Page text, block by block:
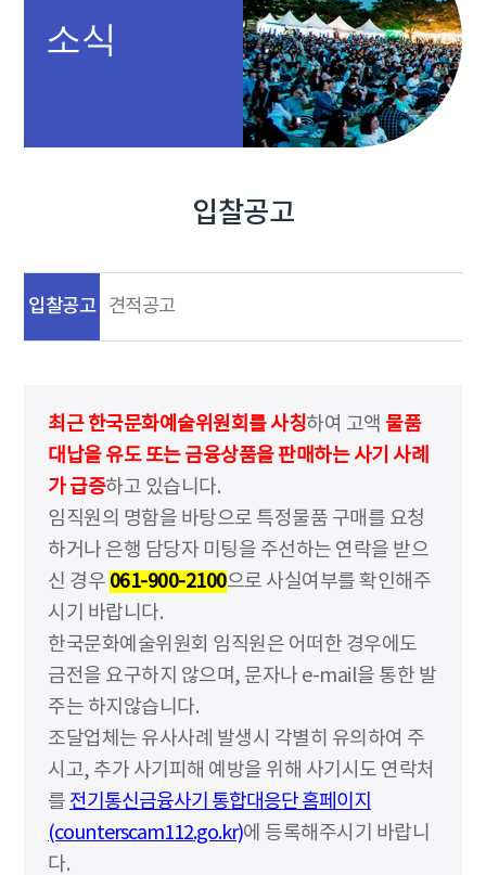
소식
입찰공고
입찰공고 견적공고
최근 한국문화예술위원회를 사칭하여 고액 물품
대납을 유도 또는 금융상품을 판매하는 사기 사례
가 급증하고 있습니다.
임직원의 명함을 바탕으로 특정물품 구매를 요청
하거나 은행 담당자 미팅을 주선하는 연락을 받으
신 경우 061-900-2100으로 사실여부를 확인해주
시기 바랍니다.
한국문화예술위원회 임직원은 어떠한 경우에도
금전을 요구하지 않으며, 문자나 e-mail을 통한 발
주는 하지않습니다.
조달업체는 유사사례 발생시 각별히 유의하여 주
시고, 추가 사기피해 예방을 위해 사기시도 연락처
를 전기통신금융사기 통합대응단 홈페이지
(counterscam112.go.kr)에 등록해주시기 바랍니
다.